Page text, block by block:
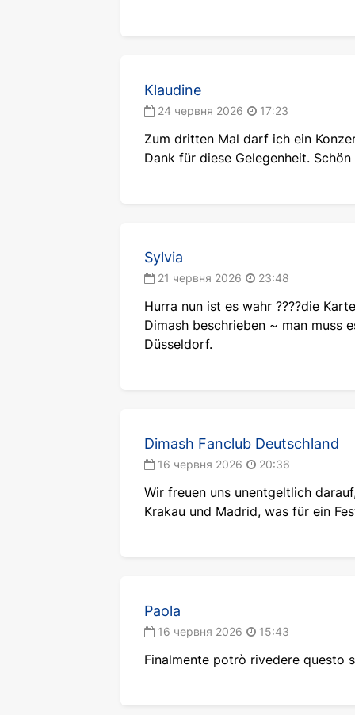
У новій програмі органічно
жанрів. Авторське продюсування
знайомиться з творчістю
Квитки на концерти
Шанувальникам, які планують
рекомендується заздалегідь
можна ознайомитися з
Кудайбергена онлайн. Це
Дати та концертні майданчики
Tauron Arena в Кракові, 24
жовтня виступом у Palacio
музичних подій сезону.
майстерність та атмосферу
Klaudine
24 червня 2026 17:23
Zum dritten Mal darf ich ein
Dank für diese Gelegenheit.
Sylvia
21 червня 2026 23:48
Hurra nun ist es wahr ????die
Dimash beschrieben ~ man muss
Düsseldorf.
Dimash Fanclub Deutschland
16 червня 2026 20:36
Wir freuen uns unentgeltlich
Krakau und Madrid, was für ein
Paola
16 червня 2026 15:43
Finalmente potrò rivedere questo